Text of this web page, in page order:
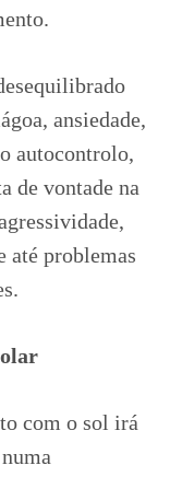
ansiedade,
autocontrolo,
de vontade na
até problemas
com o sol irá